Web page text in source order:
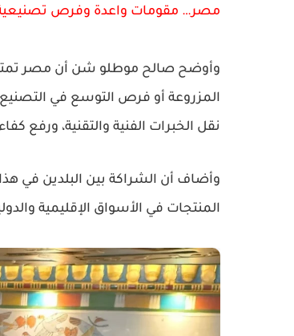
مصر… مقومات واعدة وفرص تصنيعية
وأوضح صالح موطلو شن أن مصر
المزروعة أو فرص التوسع في
نقل الخبرات الفنية والتقنية، ورفع
وأضاف أن الشراكة بين البلدين في
المنتجات في الأسواق الإقليمية